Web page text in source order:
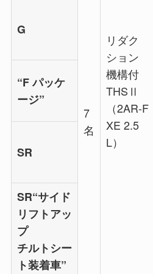
リダク
ション
機構付
THSⅡ
（2AR-F
XE 2.5
L）
7
名
G
“F パッケ
ージ”
SR
SR“サイド
リフトアッ
プ
チルトシー
ト装着車”